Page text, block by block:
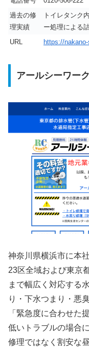
過去の修
理実績
トイレタンク
ー処理による
URL
https://
アールシーワー
神奈川県横浜市に本
23区全域および東京
まで幅広く対応する
り・下水つまり・悪
「緊急度に合わせた
低いトラブルの場合
修理ではなく割安な